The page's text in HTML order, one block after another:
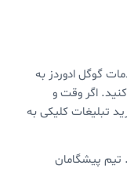
گوگل ادوردز به
اگر وقت و
تبلیغات کلیکی به
پیشگامان